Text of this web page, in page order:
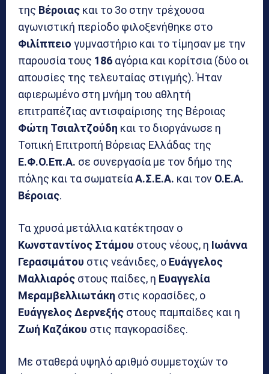
της Βέροιας και το 3ο στην τρέχουσα
αγωνιστική περίοδο φιλοξενήθηκε στο
Φιλίππειο γυμναστήριο και το τίμησαν με την
παρουσία τους 186 αγόρια και κορίτσια (δύο οι
απουσίες της τελευταίας στιγμής). Ήταν
αφιερωμένο στη μνήμη του αθλητή
επιτραπέζιας αντισφαίρισης της Βέροιας
Φώτη Τσιαλτζούδη και το διοργάνωσε η
Τοπική Επιτροπή Βόρειας Ελλάδας της
Ε.Φ.Ο.Επ.Α. σε συνεργασία με τον δήμο της
πόλης και τα σωματείαΑ.Σ.Ε.Α. και τον Ο.Ε.Α.
Βέροιας.
Τα χρυσά μετάλλια κατέκτησαν ο
Κωνσταντίνος Στάμου στους νέους, η Ιωάννα
Γερασιμάτου στις νεάνιδες, ο Ευάγγελος
Μαλλιαρός στους παίδες, η Ευαγγελία
Μεραμβελλιωτάκη στις κορασίδες, ο
Ευάγγελος Δερνεξής στους παμπαίδες και η
Ζωή Καζάκου στις παγκορασίδες.
Με σταθερά υψηλό αριθμό συμμετοχών το